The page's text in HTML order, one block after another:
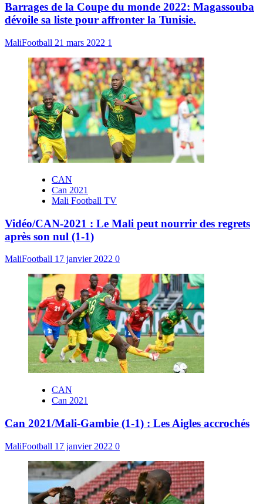
Barrages de la Coupe du monde 2022: Magassouba
dévoile sa liste pour affronter la Tunisie.
MaliFootball 21 mars 2022 1
CAN
Can 2021
Mali Football TV
Vidéo/CAN-2021 : Le Mali peut nourrir des regrets
après son nul (1-1)
MaliFootball 17 janvier 2022 0
CAN
Can 2021
Can 2021/Mali-Gambie (1-1) : Les Aigles accrochés
MaliFootball 17 janvier 2022 0